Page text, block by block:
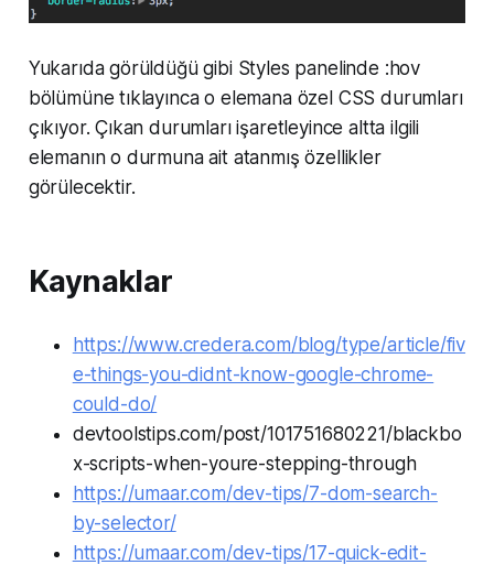
Yukarıda görüldüğü gibi Styles panelinde :hov
bölümüne tıklayınca o elemana özel CSS durumları
çıkıyor. Çıkan durumları işaretleyince altta ilgili
elemanın o durmuna ait atanmış özellikler
görülecektir.
Kaynaklar
https://www.credera.com/blog/type/article/fiv
e-things-you-didnt-know-google-chrome-
could-do/
devtoolstips.com/post/101751680221/blackbo
x-scripts-when-youre-stepping-through
https://umaar.com/dev-tips/7-dom-search-
by-selector/
https://umaar.com/dev-tips/17-quick-edit-